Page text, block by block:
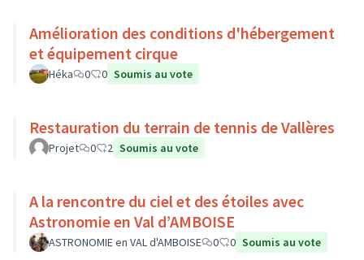
Amélioration des conditions d'hébergement
et équipement cirque
Héka 0 0 Soumis au vote
Restauration du terrain de tennis de Vallères
Projet 0 2 Soumis au vote
A la rencontre du ciel et des étoiles avec
Astronomie en Val d’AMBOISE
ASTRONOMIE en VAL d'AMBOISE 0 0 Soumis au vote